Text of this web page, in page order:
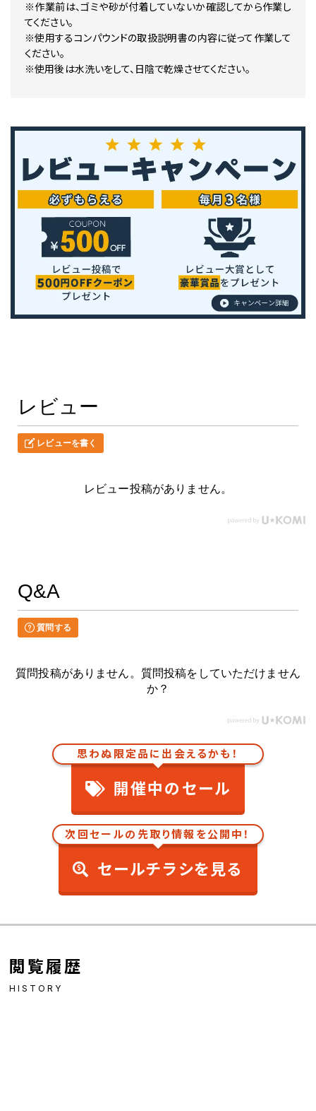
※作業前は、ゴミや砂が付着していないか確認してから作業し
てください。
※使用するコンパウンドの取扱説明書の内容に従って作業して
ください。
※使用後は水洗いをして、日陰で乾燥させてください。
レビュー
レビューを書く
レビュー投稿がありません。
Q&A
質問する
質問投稿がありません。質問投稿をしていただけません
か？
思わぬ限定品に出会えるかも！
開催中のセール
次回セールの先取り情報を公開中！
セールチラシを見る
閲覧履歴
HISTORY